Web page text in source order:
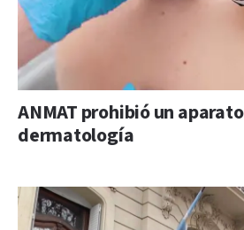
ANMAT prohibió un
dermatología